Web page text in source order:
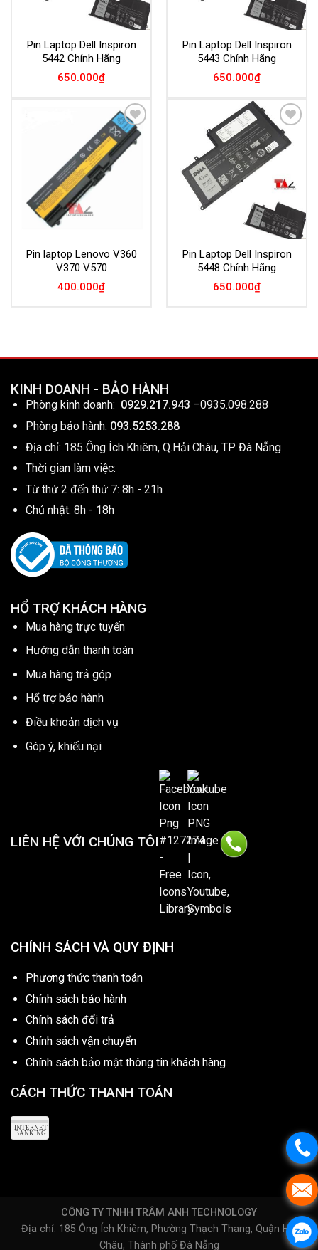
Pin Laptop Dell Inspiron
5442 Chính Hãng
650.000₫
Pin Laptop Dell Inspiron
5443 Chính Hãng
650.000₫
Add to
Wishlist
Pin laptop Lenovo V360
V370 V570
400.000₫
Add to
Wishlist
Pin Laptop Dell Inspiron
5448 Chính Hãng
650.000₫
KINH DOANH - BẢO HÀNH
Phòng kinh doanh: 0929.217.943 –0935.098.288
Phòng bảo hành: 093.5253.288
Địa chỉ: 185 Ông Ích Khiêm, Q.Hải Châu, TP Đà Nẵng
Thời gian làm việc:
Từ thứ 2 đến thứ 7: 8h - 21h
Chủ nhật: 8h - 18h
HỔ TRỢ KHÁCH HÀNG
Mua hàng trực tuyến
Hướng dẫn thanh toán
Mua hàng trả góp
Hổ trợ bảo hành
Điều khoản dịch vụ
Góp ý, khiếu nại
LIÊN HỆ VỚI CHÚNG TÔI
CHÍNH SÁCH VÀ QUY ĐỊNH
Phương thức thanh toán
Chính sách bảo hành
Chính sách đổi trả
Chính sách vận chuyển
Chính sách bảo mật thông tin khách hàng
CÁCH THỨC THANH TOÁN
CÔNG TY TNHH TRÂM ANH TECHNOLOGY
Địa chỉ: 185 Ông Ích Khiêm, Phường Thạch Thang, Quận Hải
Châu, Thành phố Đà Nẵng